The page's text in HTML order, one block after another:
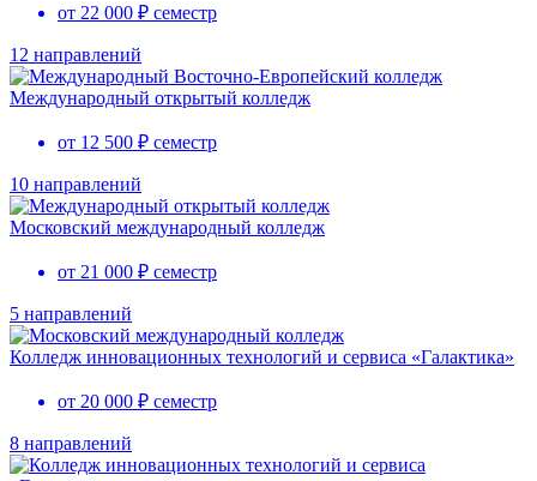
от 22 000 ₽ семестр
12 направлений
Международный открытый колледж
от 12 500 ₽ семестр
10 направлений
Московский международный колледж
от 21 000 ₽ семестр
5 направлений
Колледж инновационных технологий и сервиса «Галактика»
от 20 000 ₽ семестр
8 направлений